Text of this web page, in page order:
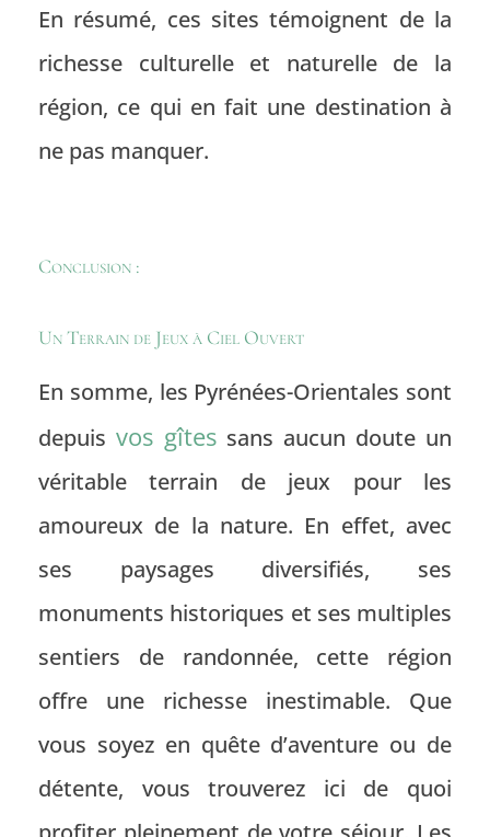
En résumé, ces sites témoignent de la
richesse culturelle et naturelle de la
région, ce qui en fait une destination à
ne pas manquer.
Conclusion :
Un Terrain de Jeux à Ciel Ouvert
En somme, les Pyrénées-Orientales sont
depuis vos gîtes sans aucun doute un
véritable terrain de jeux pour les
amoureux de la nature. En effet, avec
ses paysages diversifiés, ses
monuments historiques et ses multiples
sentiers de randonnée, cette région
offre une richesse inestimable. Que
vous soyez en quête d’aventure ou de
détente, vous trouverez ici de quoi